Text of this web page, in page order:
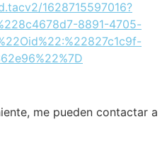
1628715597016?
8891-4705-
me pueden contactar a